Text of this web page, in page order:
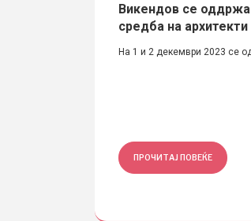
Викендов се
средба на
На 1 и 2 декември 2023 се
ПРОЧИТАЈ ПОВЕЌЕ